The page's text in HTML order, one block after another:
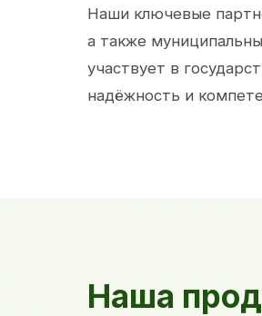
Наши ключевые
а также
участвует в
надёжность и
Наша